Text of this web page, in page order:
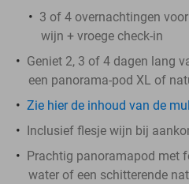
3 of 4 overnachtingen
wijn + vroege check-in
Geniet 2, 3 of 4 dagen lang
een panorama-pod XL of
Zie hier de inhoud van de
Inclusief flesje wijn bij
Prachtig panoramapod met
water of een schitterende